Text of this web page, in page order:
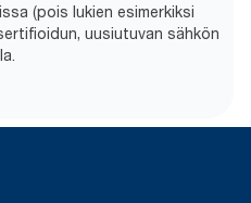
(pois lukien esimerkiksi
uusiutuvan sähkön